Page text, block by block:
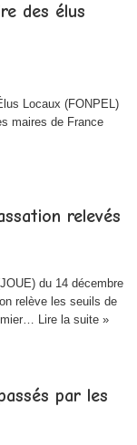
des élus
Locaux (FONPEL)
maires de France
relevés
du 14 décembre
relève les seuils de
Lire la suite »
par les